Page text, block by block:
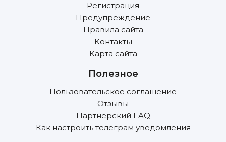
Регистрация
Предупреждение
Правила сайта
Контакты
Карта сайта
Полезное
Пользовательское соглашение
Отзывы
Партнёрский FAQ
Как настроить телеграм уведомления